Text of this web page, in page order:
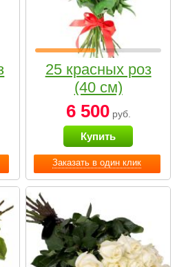
Заказать в один клик
25 красных роз
(40 см)
6 500руб.
Купить